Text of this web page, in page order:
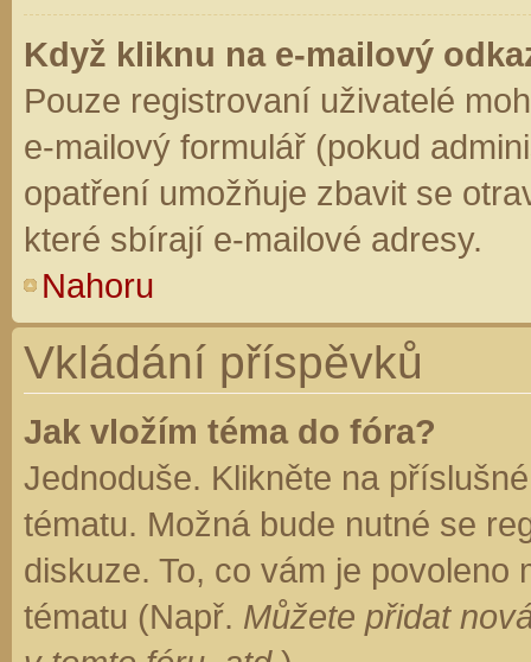
Když kliknu na e-mailový
Pouze registrovaní uživatelé
e-mailový formulář (pokud
opatření umožňuje zbavit se
které sbírají e-mailové adresy.
Nahoru
Vkládání příspěvků
Jak vložím téma do fóra?
Jednoduše. Klikněte na
tématu. Možná bude nutné se
diskuze. To, co vám je
tématu (Např. Můžete přidat